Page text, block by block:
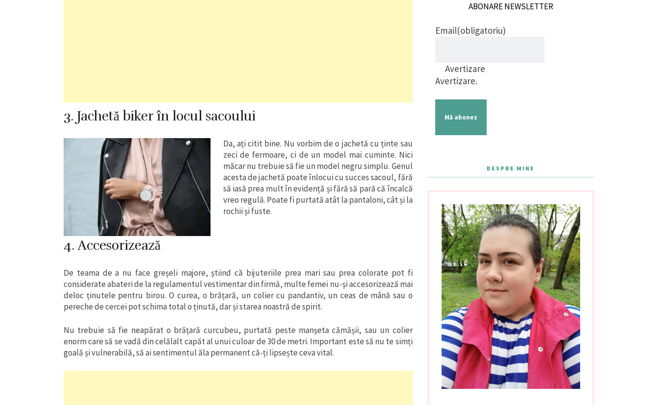
3. Jachetă biker în locul sacoului
Da, ați citit bine. Nu vorbim de o jachetă cu ținte sau
zeci de fermoare, ci de un model mai cuminte. Nici
măcar nu trebuie să fie un model negru simplu. Genul
acesta de jachetă poate înlocui cu succes sacoul, fără
să iasă prea mult în evidență și fără să pară că încalcă
vreo regulă. Poate fi purtată atât la pantaloni, cât și la
rochii și fuste.
4. Accesorizează
De teama de a nu face greșeli majore, știind că bijuteriile prea mari sau prea colorate pot fi
considerate abateri de la regulamentul vestimentar din firmă, multe femei nu-și accesorizează mai
deloc ținutele pentru birou. O curea, o brățară, un colier cu pandantiv, un ceas de mână sau o
pereche de cercei pot schima total o ținută, dar și starea noastră de spirit.
Nu trebuie să fie neapărat o brățară curcubeu, purtată peste manșeta cămășii, sau un colier
enorm care să se vadă din celălalt capăt al unui culoar de 30 de metri. Important este să nu te simți
goală și vulnerabilă, să ai sentimentul ăla permanent că-ți lipsește ceva vital.
ABONARE NEWSLETTER
Email(obligatoriu)
Avertizare
Avertizare.
Mă abonez
DESPRE MINE